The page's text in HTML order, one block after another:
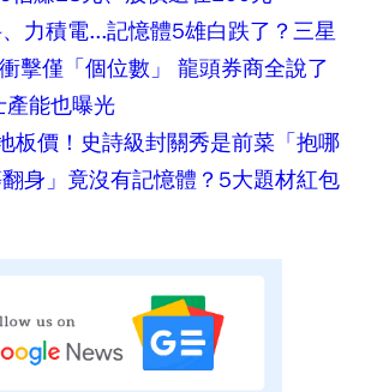
力積電...記憶體5雄白跌了？三星
擊僅「個位數」 龍頭券商全說了
產能也曝光
板價！史詩級封關秀是前菜「抱哪
身」竟沒有記憶體？5大題材紅包